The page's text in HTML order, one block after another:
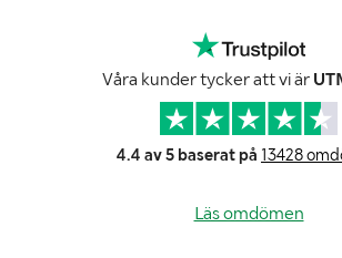
Våra kunder tycker att vi är
4.4 av 5 baserat på 13428
Läs omdömen